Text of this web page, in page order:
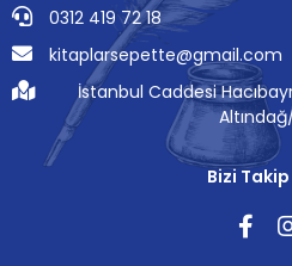
0312 419 72 18
kitaplarsepette@gmail.com
İstanbul Caddesi
Bizi Takip